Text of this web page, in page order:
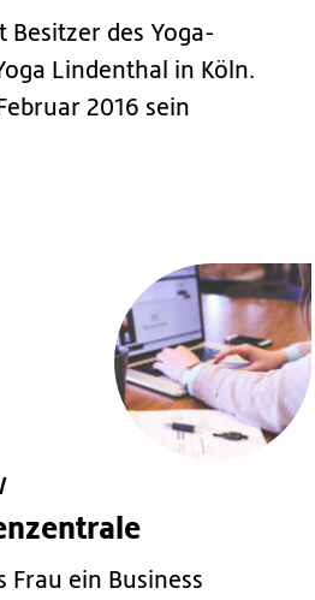
Besitzer des Yoga-
Lindenthal in Köln.
2016 sein
Frau ein Business